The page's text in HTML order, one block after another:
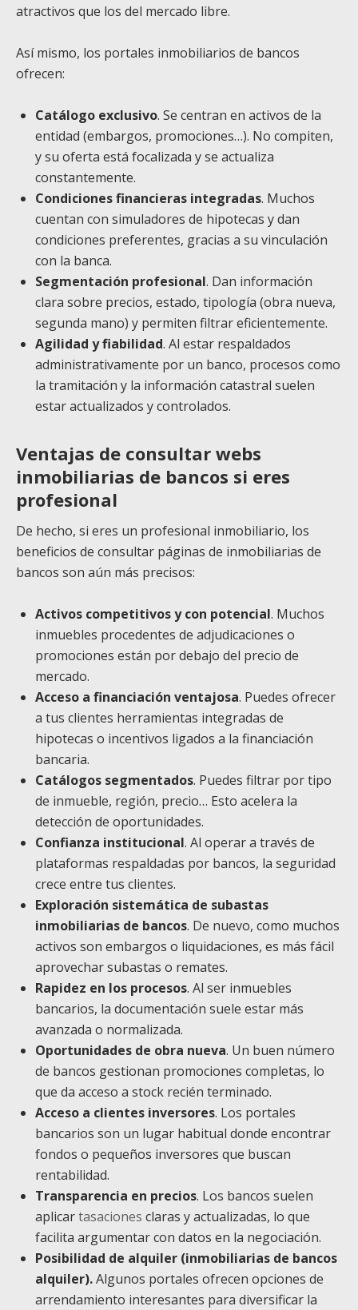
atractivos que los del mercado libre.
Así mismo, los portales inmobiliarios de bancos
ofrecen:
Catálogo exclusivo. Se centran en activos de la
entidad (embargos, promociones…). No compiten,
y su oferta está focalizada y se actualiza
constantemente.
Condiciones financieras integradas. Muchos
cuentan con simuladores de hipotecas y dan
condiciones preferentes, gracias a su vinculación
con la banca.
Segmentación profesional. Dan información
clara sobre precios, estado, tipología (obra nueva,
segunda mano) y permiten filtrar eficientemente.
Agilidad y fiabilidad. Al estar respaldados
administrativamente por un banco, procesos como
la tramitación y la información catastral suelen
estar actualizados y controlados.
Ventajas de consultar webs
inmobiliarias de bancos si eres
profesional
De hecho, si eres un profesional inmobiliario, los
beneficios de consultar páginas de inmobiliarias de
bancos son aún más precisos:
Activos competitivos y con potencial. Muchos
inmuebles procedentes de adjudicaciones o
promociones están por debajo del precio de
mercado.
Acceso a financiación ventajosa. Puedes ofrecer
a tus clientes herramientas integradas de
hipotecas o incentivos ligados a la financiación
bancaria.
Catálogos segmentados. Puedes filtrar por tipo
de inmueble, región, precio… Esto acelera la
detección de oportunidades.
Confianza institucional. Al operar a través de
plataformas respaldadas por bancos, la seguridad
crece entre tus clientes.
Exploración sistemática de subastas
inmobiliarias de bancos. De nuevo, como muchos
activos son embargos o liquidaciones, es más fácil
aprovechar subastas o remates.
Rapidez en los procesos. Al ser inmuebles
bancarios, la documentación suele estar más
avanzada o normalizada.
Oportunidades de obra nueva. Un buen número
de bancos gestionan promociones completas, lo
que da acceso a stock recién terminado.
Acceso a clientes inversores. Los portales
bancarios son un lugar habitual donde encontrar
fondos o pequeños inversores que buscan
rentabilidad.
Transparencia en precios. Los bancos suelen
aplicartasaciones claras y actualizadas, lo que
facilita argumentar con datos en la negociación.
Posibilidad de alquiler (inmobiliarias de bancos
alquiler).Algunos portales ofrecen opciones de
arrendamiento interesantes para diversificar la